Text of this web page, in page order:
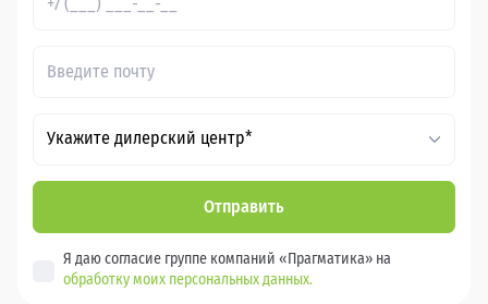
Укажите дилерский центр*
Отправить
Я даю согласие группе компаний «Прагматика» на
обработку моих персональных данных.